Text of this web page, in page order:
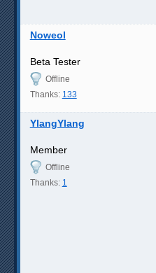
Noweol
Beta Tester
Offline
Thanks: 133
YlangYlang
Member
Offline
Thanks: 1